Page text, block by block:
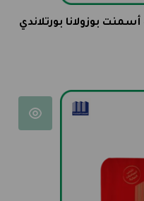
بوزولانا بورتلاندي